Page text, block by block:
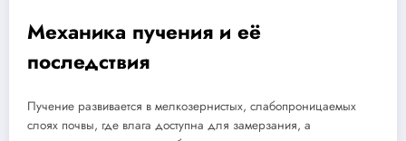
Механика пучения и её
последствия
Пучение развивается в мелкозернистых, слабопроницаемых
слоях почвы, где влага доступна для замерзания, а